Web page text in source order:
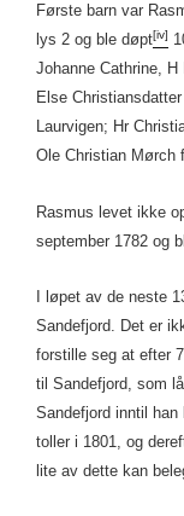
Første barn var
lys 2 og ble døpt[iv]
Johanne Cathrine,
Else
Laurvigen; Hr
Ole Christian Mørch
Rasmus levet ikke
september 1782 og
I løpet av de neste
Sandefjord. Det er
forstille seg at efter
til Sandefjord, som
Sandefjord inntil
toller i 1801, og
lite av dette kan